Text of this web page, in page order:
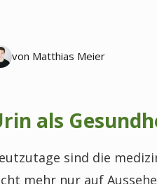
von Matthias Meier
als
sind die
mehr nur auf